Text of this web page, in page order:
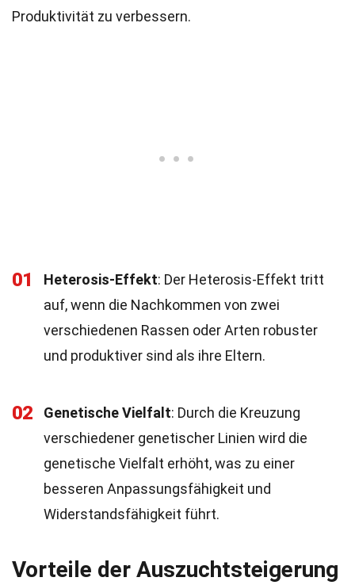
Produktivität zu verbessern.
01 Heterosis-Effekt: Der Heterosis-Effekt tritt
auf, wenn die Nachkommen von zwei
verschiedenen Rassen oder Arten robuster
und produktiver sind als ihre Eltern.
02 Genetische Vielfalt: Durch die Kreuzung
verschiedener genetischer Linien wird die
genetische Vielfalt erhöht, was zu einer
besseren Anpassungsfähigkeit und
Widerstandsfähigkeit führt.
Vorteile der Auszuchtsteigerung